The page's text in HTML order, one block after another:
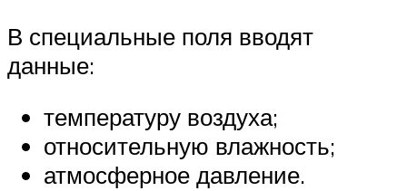
В специальные поля вводят
данные:
температуру воздуха;
относительную влажность;
атмосферное давление.